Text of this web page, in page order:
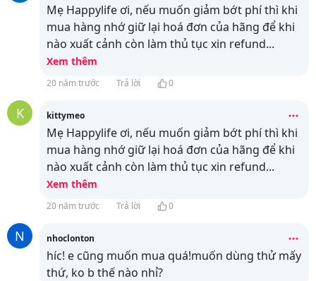
Mẹ Happylife ơi, nếu muốn giảm bớt phí thì khi
mua hàng nhớ giữ lại hoá đơn của hãng để khi
nào xuất cảnh còn làm thủ tục xin refund...
Xem thêm
20 năm trước Trả lời 0
K kittymeo
Mẹ Happylife ơi, nếu muốn giảm bớt phí thì khi
mua hàng nhớ giữ lại hoá đơn của hãng để khi
nào xuất cảnh còn làm thủ tục xin refund...
Xem thêm
20 năm trước Trả lời 0
N nhoclonton
híc! e cũng muốn mua quá!muốn dùng thử mấy
thứ, ko b thế nào nhỉ?